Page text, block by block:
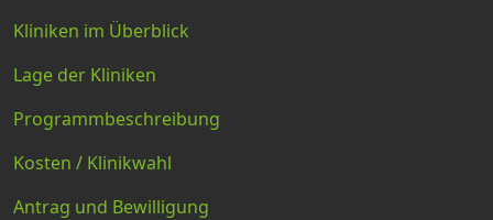
Kliniken im Überblick
Lage der Kliniken
Programmbeschreibung
Kosten / Klinikwahl
Antrag und Bewilligung